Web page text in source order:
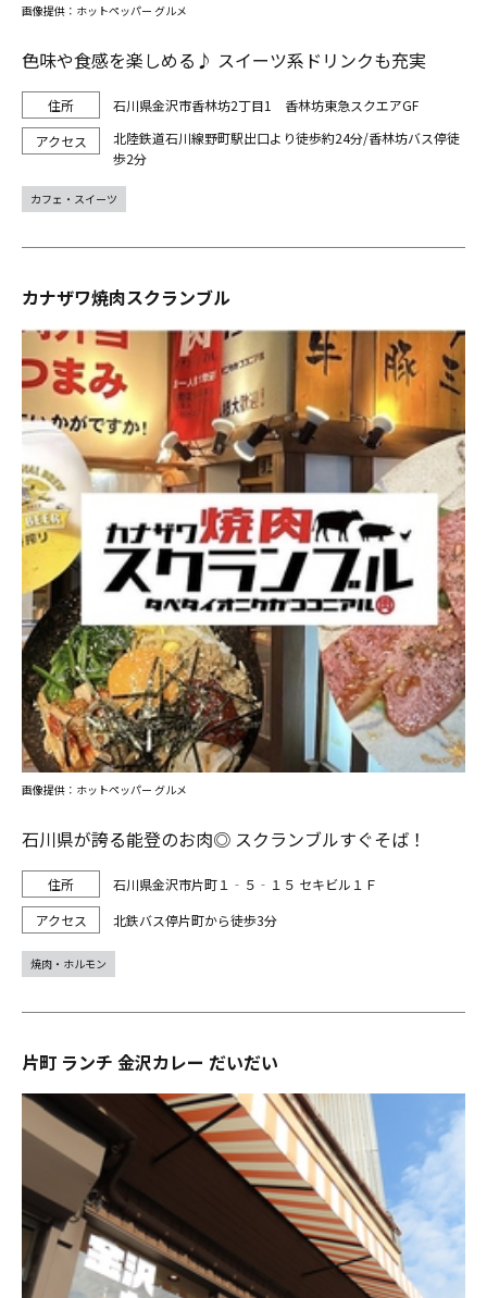
色味や食感を楽しめる♪ スイーツ系ドリンクも充実
石川県金沢市香林坊2丁目1 香林坊東急スクエアGF
北陸鉄道石川線野町駅出口より徒歩約24分/香林坊バス停徒
歩2分
画像提供：ホットペッパー グルメ
カフェ・スイーツ
カナザワ焼肉スクランブル
石川県が誇る能登のお肉◎ スクランブルすぐそば！
石川県金沢市片町１‐５‐１５ セキビル１Ｆ
北鉄バス停片町から徒歩3分
画像提供：ホットペッパー グルメ
焼肉・ホルモン
片町 ランチ 金沢カレー だいだい